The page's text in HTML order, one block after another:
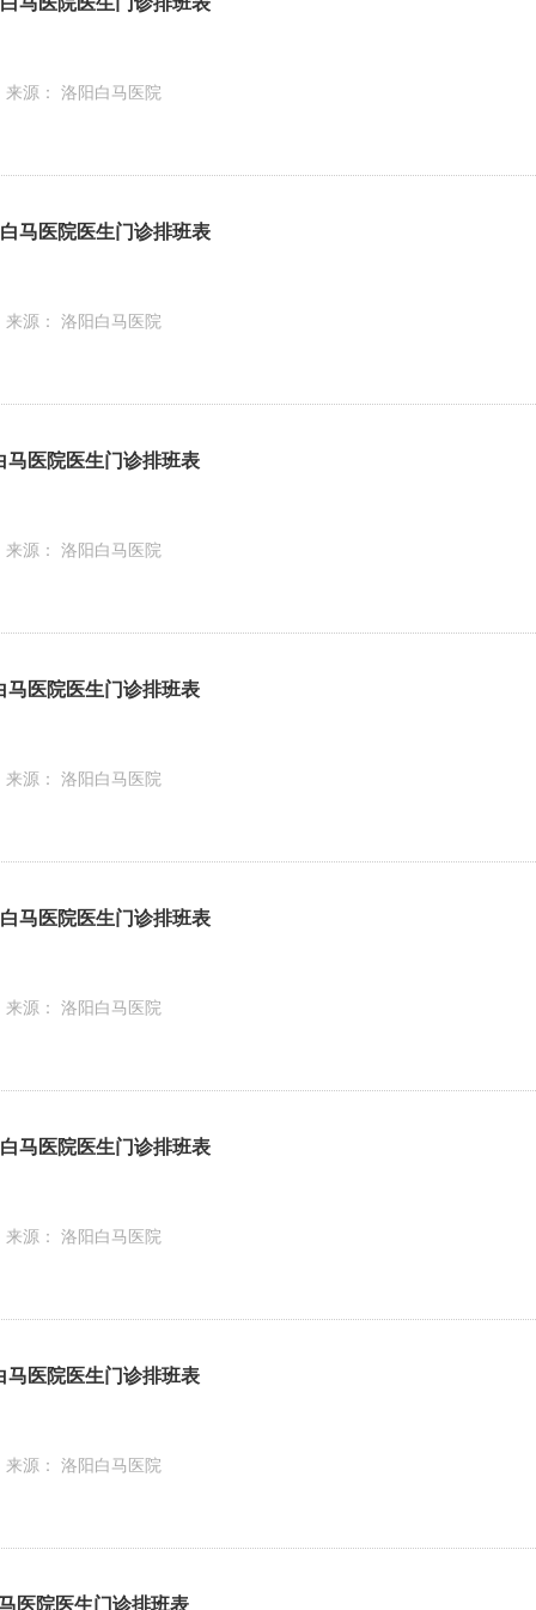
来源： 洛阳白马医院
马医院医生门诊排班表
来源： 洛阳白马医院
马医院医生门诊排班表
来源： 洛阳白马医院
马医院医生门诊排班表
来源： 洛阳白马医院
马医院医生门诊排班表
来源： 洛阳白马医院
马医院医生门诊排班表
来源： 洛阳白马医院
马医院医生门诊排班表
来源： 洛阳白马医院
医院医生门诊排班表